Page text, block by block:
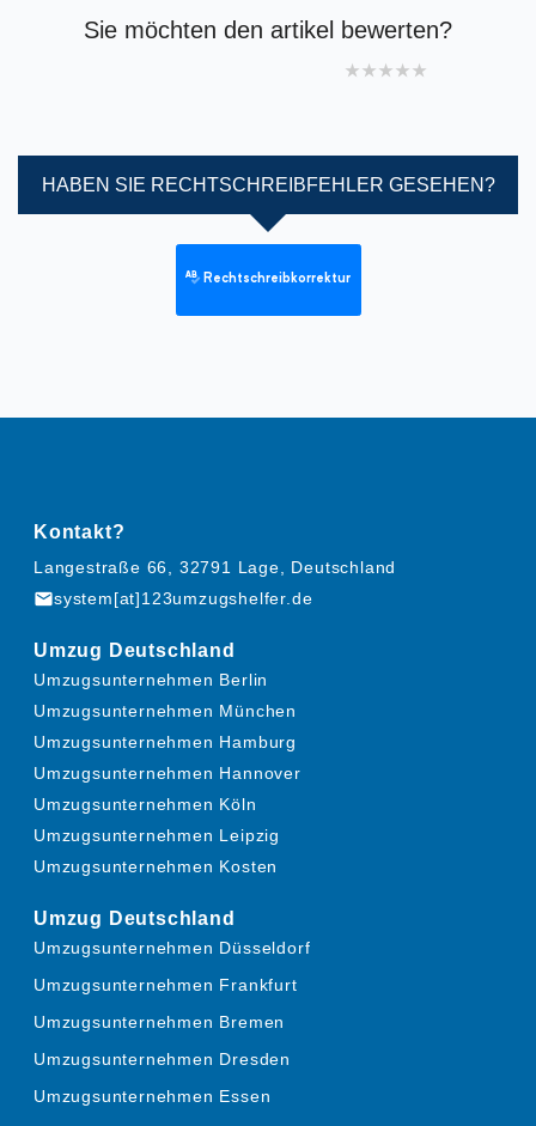
Sie möchten den artikel bewerten?
4 stars
3 stars
2 stars
1 star
HABEN SIE RECHTSCHREIBFEHLER GESEHEN?
Rechtschreibkorrektur
Kontakt?
Langestraße 66, 32791 Lage, Deutschland
mailsystem[at]123umzugshelfer.de
Umzug Deutschland
Umzugsunternehmen Berlin
Umzugsunternehmen München
Umzugsunternehmen Hamburg
Umzugsunternehmen Hannover
Umzugsunternehmen Köln
Umzugsunternehmen Leipzig
Umzugsunternehmen Kosten
Umzug Deutschland
Umzugsunternehmen Düsseldorf
Umzugsunternehmen Frankfurt
Umzugsunternehmen Bremen
Umzugsunternehmen Dresden
Umzugsunternehmen Essen